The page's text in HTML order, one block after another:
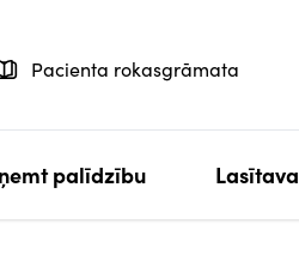
Pacienta rokasgrāmata
palīdzību Lasītava